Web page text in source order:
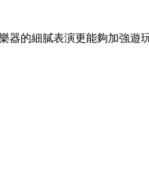
器的細膩表演更能夠加強遊